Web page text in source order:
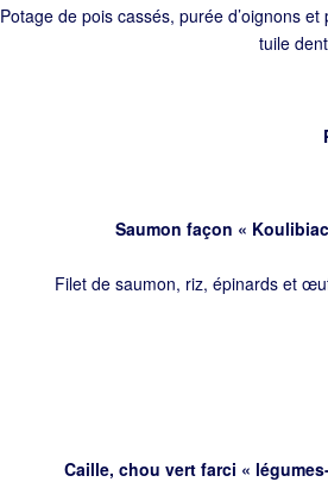
Potage de pois cassés, purée d’oignons
tuile
Saumon façon «
Filet de saumon, riz, épinards et
Caille, chou vert farci «